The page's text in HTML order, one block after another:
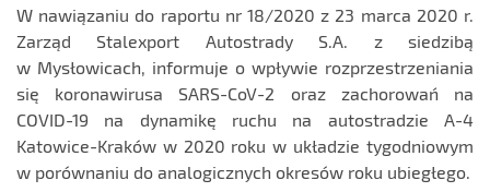
W nawiązaniu do raportu nr 18/2020 z 23 marca 2020 r.
Zarząd Stalexport Autostrady S.A. z siedzibą
w Mysłowicach, informuje o wpływie rozprzestrzeniania
się koronawirusa SARS-CoV-2 oraz zachorowań na
COVID-19 na dynamikę ruchu na autostradzie A-4
Katowice-Kraków w 2020 roku w układzie tygodniowym
w porównaniu do analogicznych okresów roku ubiegłego.